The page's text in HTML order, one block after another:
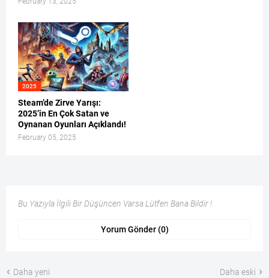
2025
Steam’de Zirve Yarışı:
2025’in En Çok Satan ve
Oynanan Oyunları Açıklandı!
February 05, 2025
Bu Yazıyla İlgili Bir Düşüncen Varsa Lütfen Bana Bildir !
Yorum Gönder (0)
Daha yeni Daha eski